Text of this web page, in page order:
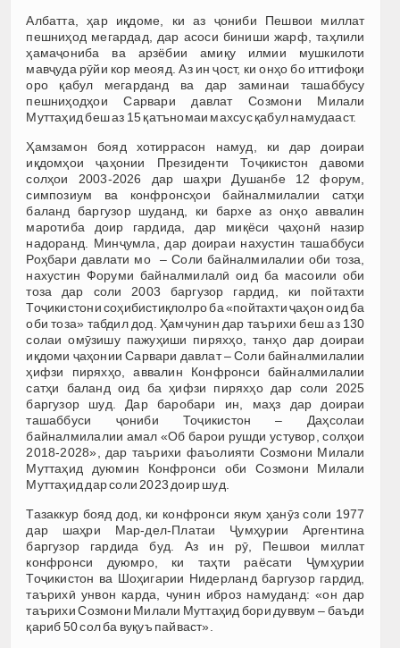
Албатта, ҳар иқдоме, ки аз ҷониби Пешвои миллат
пешниҳод мегардад, дар асоси биниши жарф, таҳлили
ҳамаҷониба ва арзёбии амиқу илмии мушкилоти
мавҷуда рӯйи кор меояд. Аз ин ҷост, ки онҳо бо иттифоқи
оро қабул мегарданд ва дар заминаи ташаббусу
пешниҳодҳои Сарвари давлат Созмони Милали
Муттаҳид беш аз 15 қатъномаи махсус қабул намудааст.
Ҳамзамон бояд хотиррасон намуд, ки дар доираи
иқдомҳои ҷаҳонии Президенти Тоҷикистон давоми
солҳои 2003-2026 дар шаҳри Душанбе 12 форум,
симпозиум ва конфронсҳои байналмилалии сатҳи
баланд баргузор шуданд, ки бархе аз онҳо аввалин
маротиба доир гардида, дар миқёси ҷаҳонӣ назир
надоранд. Минҷумла, дар доираи нахустин ташаббуси
Роҳбари давлати мо – Соли байналмилалии оби тоза,
нахустин Форуми байналмилалӣ оид ба масоили оби
тоза дар соли 2003 баргузор гардид, ки пойтахти
Тоҷикистони соҳибистиқлолро ба «пойтахти ҷаҳон оид ба
оби тоза» табдил дод. Ҳамчунин дар таърихи беш аз 130
солаи омӯзишу пажуҳиши пиряхҳо, танҳо дар доираи
иқдоми ҷаҳонии Сарвари давлат – Соли байналмилалии
ҳифзи пиряхҳо, аввалин Конфронси байналмилалии
сатҳи баланд оид ба ҳифзи пиряхҳо дар соли 2025
баргузор шуд. Дар баробари ин, маҳз дар доираи
ташаббуси ҷониби Тоҷикистон – Даҳсолаи
байналмилалии амал «Об барои рушди устувор, солҳои
2018-2028», дар таърихи фаъолияти Созмони Милали
Муттаҳид дуюмин Конфронси оби Созмони Милали
Муттаҳид дар соли 2023 доир шуд.
Тазаккур бояд дод, ки конфронси якум ҳанӯз соли 1977
дар шаҳри Мар-дел-Платаи Ҷумҳурии Аргентина
баргузор гардида буд. Аз ин рӯ, Пешвои миллат
конфронси дуюмро, ки таҳти раёсати Ҷумҳурии
Тоҷикистон ва Шоҳигарии Нидерланд баргузор гардид,
таърихӣ унвон карда, чунин иброз намуданд: «он дар
таърихи Созмони Милали Муттаҳид бори дуввум – баъди
қариб 50 сол ба вуқуъ пайваст».